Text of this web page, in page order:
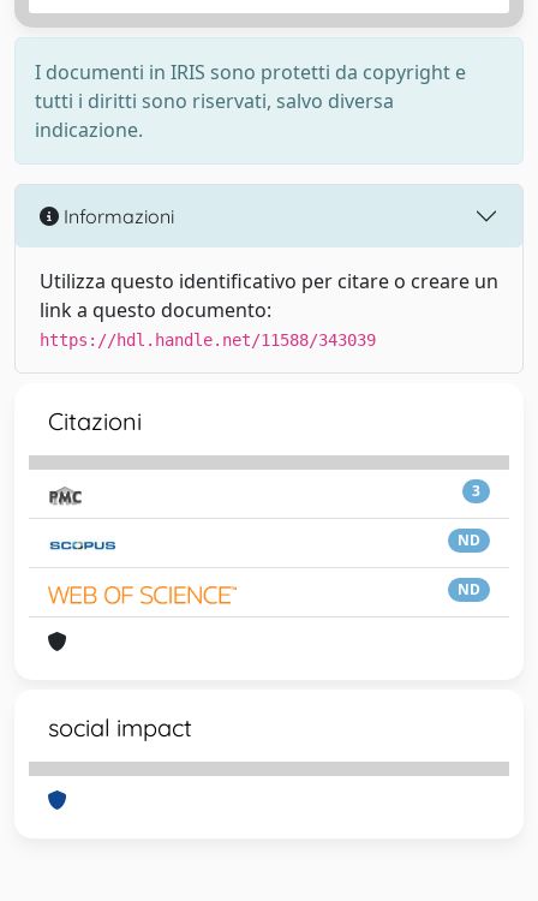
I documenti in IRIS sono protetti da copyright e
tutti i diritti sono riservati, salvo diversa
indicazione.
Informazioni
Utilizza questo identificativo per citare o creare un
link a questo documento:
https://hdl.handle.net/11588/343039
Citazioni
3
ND
ND
social impact